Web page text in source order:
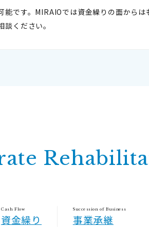
能です。MIRAIOでは資金繰りの面から
談ください。
Cash Flow
資金繰り
Succession of Business
事業承継